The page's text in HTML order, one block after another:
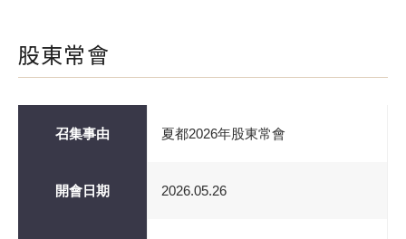
股東常會
召集事由 夏都2026年股東常會
開會日期 2026.05.26